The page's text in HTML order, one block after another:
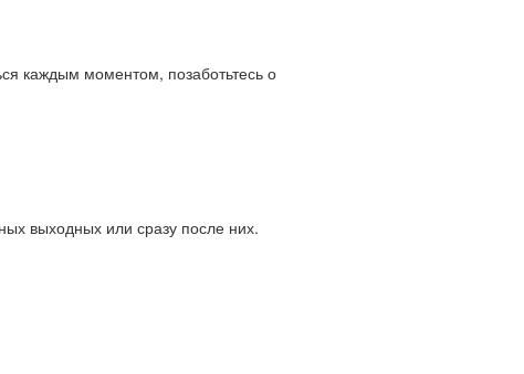
каждым моментом, позаботьтесь о
выходных или сразу после них.